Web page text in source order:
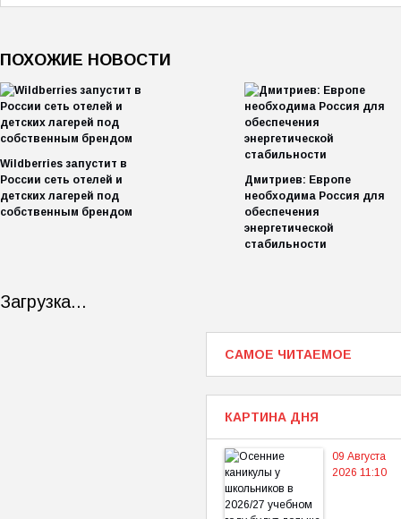
ПОХОЖИЕ НОВОСТИ
Wildberries запустит в
России сеть отелей и
детских лагерей под
собственным брендом
Дмитриев: Европе
необходима Россия для
обеспечения
энергетической
стабильности
Загрузка...
САМОЕ ЧИТАЕМОЕ
КАРТИНА ДНЯ
09 Августа
2026 11:10